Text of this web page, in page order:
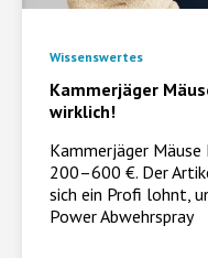
Kammerjäger
wirklich!
Kammerjäger
200–600 €. Der
sich ein Profi lohnt,
Power Abwehrspray
Wissenswertes